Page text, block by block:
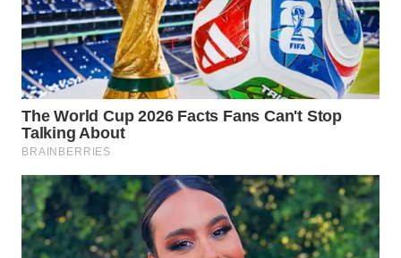
MAJALENGKA
WN
SUBANG
WN
SUKABUMI
WN
PURWAKARTA
WN